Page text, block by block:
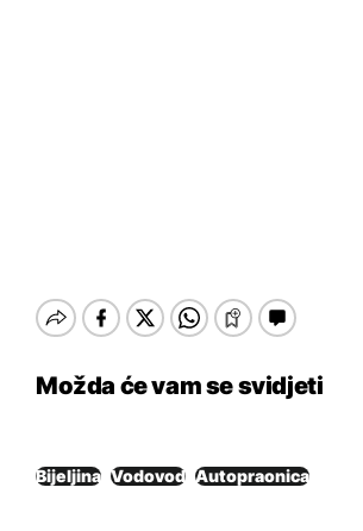
Možda će vam se svidjeti
Bijeljina Vodovod Autopraonica